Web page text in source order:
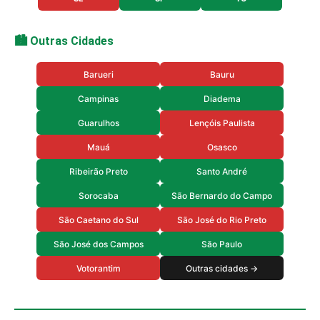
🏙️ Outras Cidades
Barueri Bauru
Campinas Diadema
Guarulhos Lençóis Paulista
Mauá Osasco
Ribeirão Preto Santo André
Sorocaba São Bernardo do Campo
São Caetano do Sul São José do Rio Preto
São José dos Campos São Paulo
Votorantim Outras cidades →